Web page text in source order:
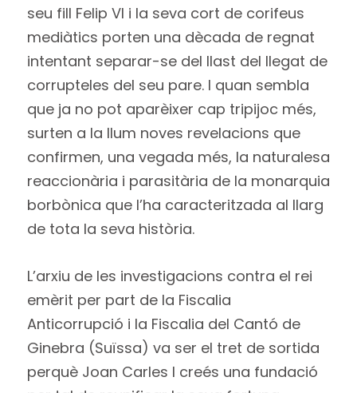
seu fill Felip VI i la seva cort de corifeus
mediàtics porten una dècada de regnat
intentant separar-se del llast del llegat de
corrupteles del seu pare. I quan sembla
que ja no pot aparèixer cap tripijoc més,
surten a la llum noves revelacions que
confirmen, una vegada més, la naturalesa
reaccionària i parasitària de la monarquia
borbònica que l’ha caracteritzada al llarg
de tota la seva història.
L’arxiu de les investigacions contra el rei
emèrit per part de la Fiscalia
Anticorrupció i la Fiscalia del Cantó de
Ginebra (Suïssa) va ser el tret de sortida
perquè Joan Carles I creés una fundació